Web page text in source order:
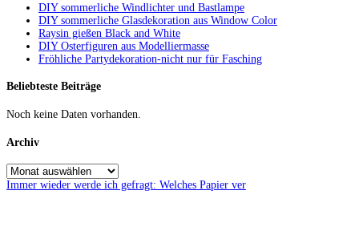
DIY sommerliche Windlichter und Bastlampe
DIY sommerliche Glasdekoration aus Window Color
Raysin gießen Black and White
DIY Osterfiguren aus Modelliermasse
Fröhliche Partydekoration-nicht nur für Fasching
Beliebteste Beiträge
Noch keine Daten vorhanden.
Archiv
Immer wieder werde ich gefragt: Welches Papier ver